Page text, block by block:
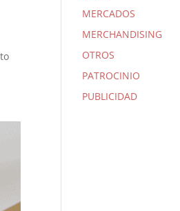
MERCADOS
MERCHANDISING
OTROS
PATROCINIO
PUBLICIDAD